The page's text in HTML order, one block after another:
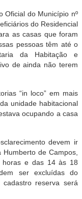
Oficial do Município nº
do Residencial
as casas que foram
pessoas têm até o
da Habitação e
de ainda não terem
“in loco” em mais
unidade habitacional
ocupando a casa
devem ir
de Campos,
horas e das 14 às 18
ser excluídas do
reserva será